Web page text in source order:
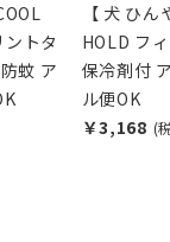
トタ
蚊 ア
【 犬 ひ
HOLD フ
保冷剤付
ル便OK
￥3,168 (